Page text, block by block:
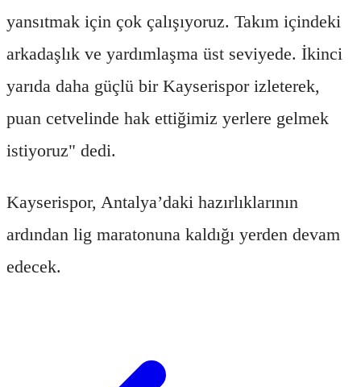
yansıtmak için çok çalışıyoruz. Takım içindeki
arkadaşlık ve yardımlaşma üst seviyede. İkinci
yarıda daha güçlü bir Kayserispor izleterek,
puan cetvelinde hak ettiğimiz yerlere gelmek
istiyoruz" dedi.
Kayserispor, Antalya’daki hazırlıklarının
ardından lig maratonuna kaldığı yerden devam
edecek.